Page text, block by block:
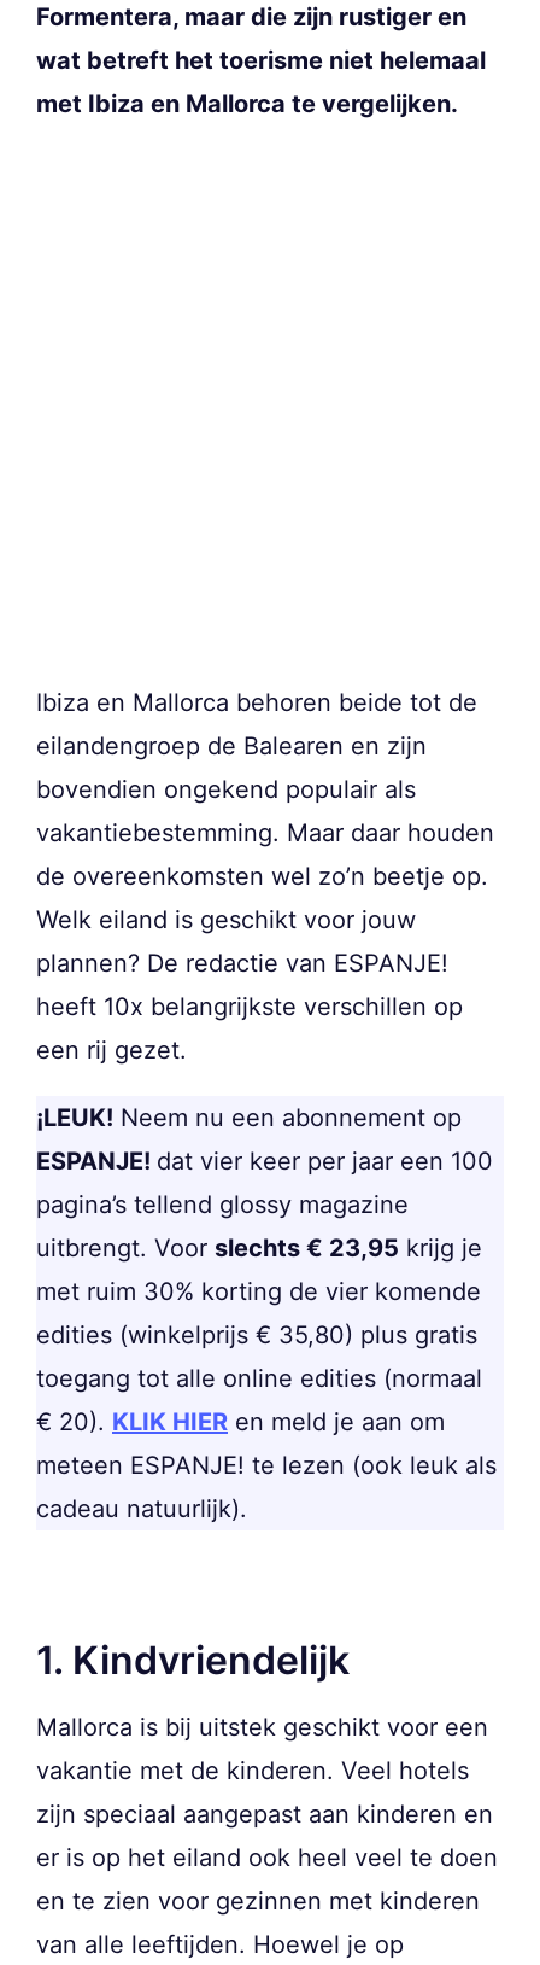
Formentera, maar die zijn rustiger en
wat betreft het toerisme niet helemaal
met Ibiza en Mallorca te vergelijken.
Ibiza en Mallorca behoren beide tot de
eilandengroep de Balearen en zijn
bovendien ongekend populair als
vakantiebestemming. Maar daar houden
de overeenkomsten wel zo’n beetje op.
Welk eiland is geschikt voor jouw
plannen? De redactie van ESPANJE!
heeft 10x belangrijkste verschillen op
een rij gezet.
¡LEUK! Neem nu een abonnement op
ESPANJE! dat vier keer per jaar een 100
pagina’s tellend glossy magazine
uitbrengt. Voor slechts € 23,95 krijg je
met ruim 30% korting de vier komende
edities (winkelprijs € 35,80) plus gratis
toegang tot alle online edities (normaal
€ 20). KLIK HIER en meld je aan om
meteen ESPANJE! te lezen (ook leuk als
cadeau natuurlijk).
1. Kindvriendelijk
Mallorca is bij uitstek geschikt voor een
vakantie met de kinderen. Veel hotels
zijn speciaal aangepast aan kinderen en
er is op het eiland ook heel veel te doen
en te zien voor gezinnen met kinderen
van alle leeftijden. Hoewel je op